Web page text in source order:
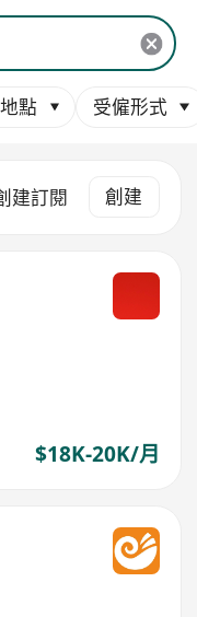
點 受僱形式
建訂閱 創建
$18K-20K/月